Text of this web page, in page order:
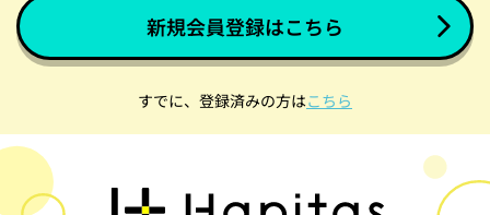
新規会員登録はこちら
すでに、登録済みの方はこちら